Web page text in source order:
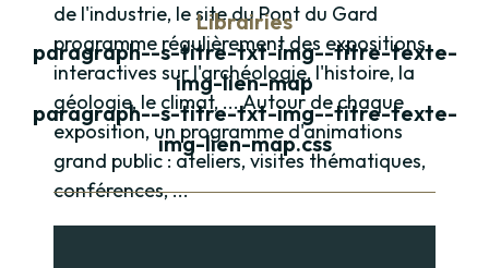
de l'industrie, le site du Pont du Gard
programme régulièrement des expositions
interactives sur l'archéologie, l'histoire, la
géologie, le climat, ... Autour de chaque
exposition, un programme d'animations
grand public : ateliers, visites thématiques,
conférences, ...
Librairies
paragraph--s-titre-txt-img--titre-texte-
img-lien-map
paragraph--s-titre-txt-img--titre-texte-
img-lien-map.css